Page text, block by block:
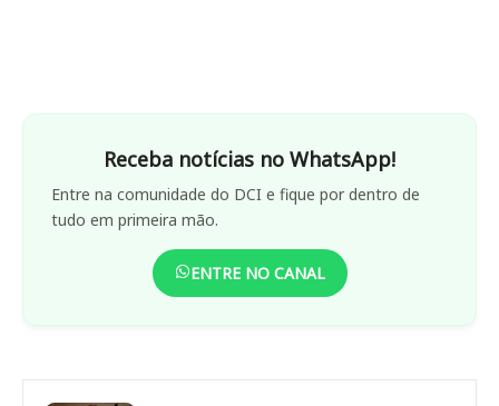
Receba notícias no WhatsApp!
Entre na comunidade do DCI e fique por dentro de
tudo em primeira mão.
ENTRE NO CANAL